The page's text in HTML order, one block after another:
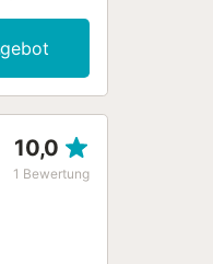
10,0
1 Bewertung